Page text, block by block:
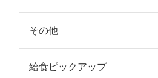
その他
給食ピックアップ